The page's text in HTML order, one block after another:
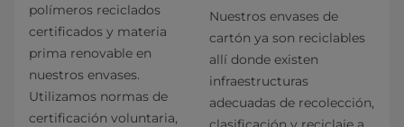
polímeros reciclados
certificados y materia
prima renovable en
nuestros envases.
Utilizamos normas de
certificación voluntaria,
Nuestros envases de
cartón ya son reciclables
allí donde existen
infraestructuras
adecuadas de recolección,